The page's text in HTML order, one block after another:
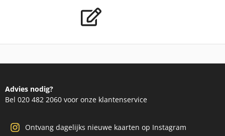
Advies nodig?
Bel 020 482 2060 voor onze klantenservice
Ontvang dagelijks nieuwe kaarten op Instagram